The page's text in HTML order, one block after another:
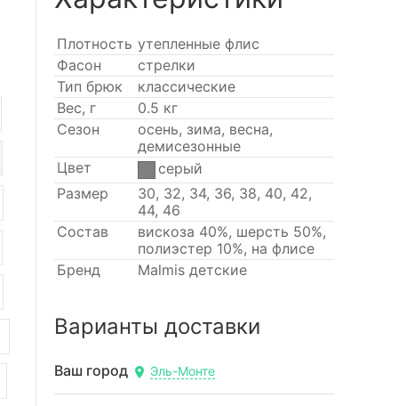
Плотность утепленные флис
Фасон
стрелки
Тип брюк
классические
Вес, г
0.5 кг
Сезон
осень, зима, весна,
демисезонные
Цвет
серый
Размер
30, 32, 34, 36, 38, 40, 42,
44, 46
Состав
вискоза 40%, шерсть 50%,
полиэстер 10%, на флисе
Бренд
Malmis детские
Варианты доставки
Ваш город Эль-Монте